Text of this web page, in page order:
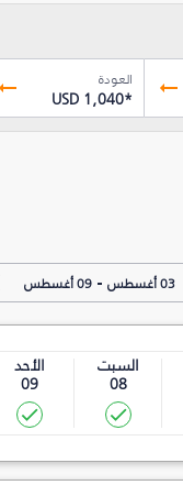
العودة
USD 1,040*
03 أغسطس -09 أغسطس
السبت
08
الأحد
09